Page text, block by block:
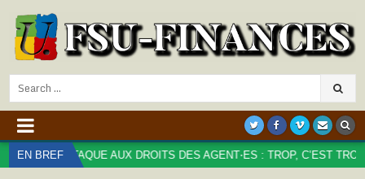
Search
for:
EN BREF
DROITS DES AGENT⋅ES : TROP, C’EST TROP ! 2024-09-20